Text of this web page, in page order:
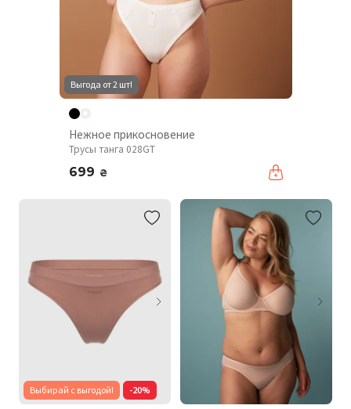
Выгода от 2 шт!
Нежное прикосновение
Трусы танга 028GT
699 ₴
Выбирай с выгодой! -20%